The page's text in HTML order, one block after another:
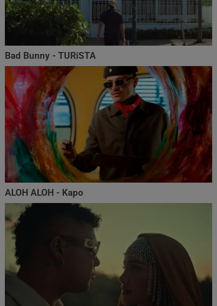
Bad Bunny - TURiSTA
ALOH ALOH - Kapo